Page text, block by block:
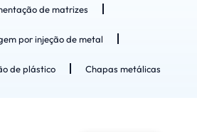
de matrizes
por injeção de metal
de plástico Chapas metálicas